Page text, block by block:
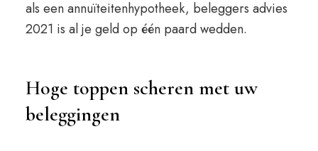
als een annuïteitenhypotheek, beleggers advies
2021 is al je geld op één paard wedden.
Hoge toppen scheren met uw
beleggingen